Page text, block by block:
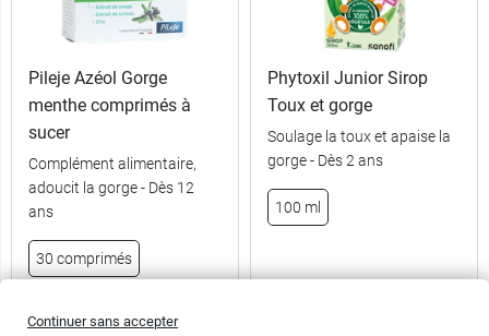
Pileje Azéol Gorge
menthe comprimés à
sucer
Complément alimentaire,
adoucit la gorge - Dès 12
ans
30 comprimés
4,89 €
Phytoxil Junior Sirop
Toux et gorge
Soulage la toux et apaise la
gorge - Dès 2 ans
100 ml
Continuer sans accepter